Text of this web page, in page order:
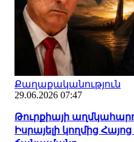
Քաղաքականություն
29.06.2026 07:47
Թուրքիայի
Իսրայելի կողմից